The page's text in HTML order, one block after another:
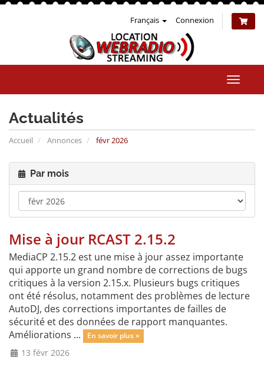
Français Connexion
la
Actualités
Accueil Annonces févr 2026
Par mois
Mise à jour RCAST 2.15.2
MediaCP 2.15.2 est une mise à jour assez importante
qui apporte un grand nombre de corrections de bugs
critiques à la version 2.15.x. Plusieurs bugs critiques
ont été résolus, notamment des problèmes de lecture
AutoDJ, des corrections importantes de failles de
sécurité et des données de rapport manquantes.
Améliorations ...
En savoir plus »
13 févr 2026